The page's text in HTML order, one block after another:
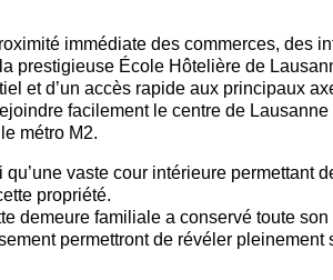
immédiate des commerces, des
prestigieuse École Hôtelière de
et d’un accès rapide aux principaux
facilement le centre de
métro M2.
vaste cour intérieure permettant
propriété.
demeure familiale a conservé toute
permettront de révéler pleinement